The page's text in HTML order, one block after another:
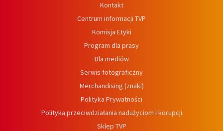
Kontakt
Centrum informacji TVP
Komisja Etyki
Program dla prasy
Dla mediów
Serwis fotograficzny
Merchandising (znaki)
Polityka Prywatności
Polityka przeciwdziałania nadużyciom i korupcji
Sklep TVP